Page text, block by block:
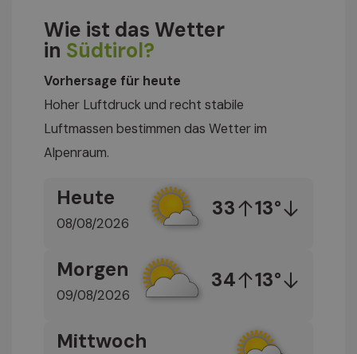
Wie ist das Wetter
in Südtirol?
Vorhersage für heute
Hoher Luftdruck und recht stabile
Luftmassen bestimmen das Wetter im
Alpenraum.
Heute
08/08/2026
33 13°
Morgen
09/08/2026
34 13°
Mittwoch